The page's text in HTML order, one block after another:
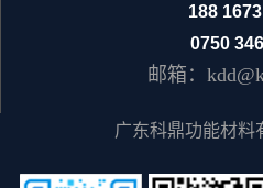
188
0750
邮箱：
广东科鼎功能材料